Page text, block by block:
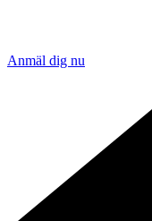
Anmäl dig nu